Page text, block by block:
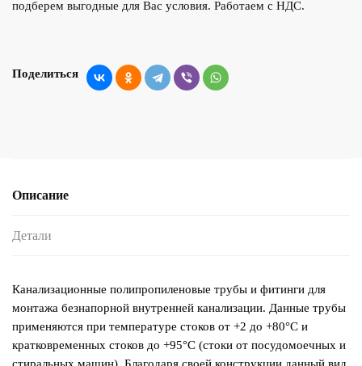
подберем выгодные для Вас условия. Работаем с НДС.
Поделиться
Описание
Детали
Канализационные полипропиленовые трубы и фитинги для
монтажа безнапорной внутренней канализации. Данные трубы
применяются при температуре стоков от +2 до +80°С и
кратковременных стоков до +95°С (стоки от посудомоечных и